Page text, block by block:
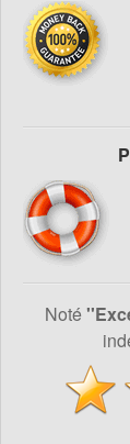
Noté